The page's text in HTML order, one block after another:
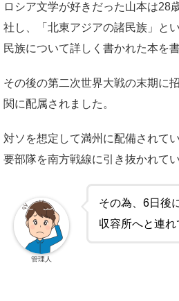
ロシア文学が好きだった山本は28
社し、「北東アジアの諸民族」と
民族について詳しく書かれた本を
その後の第二次世界大戦の末期に
関に配属されました。
対ソを想定して満州に配備されて
要部隊を南方戦線に引き抜かれてい
その為、6日後
収容所へと連れ
管理人